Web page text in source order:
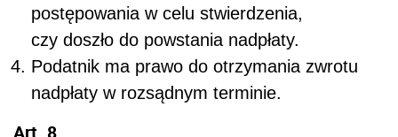
postępowania w celu stwierdzenia,
czy doszło do powstania nadpłaty.
Podatnik ma prawo do otrzymania zwrotu
nadpłaty w rozsądnym terminie.
Art. 8